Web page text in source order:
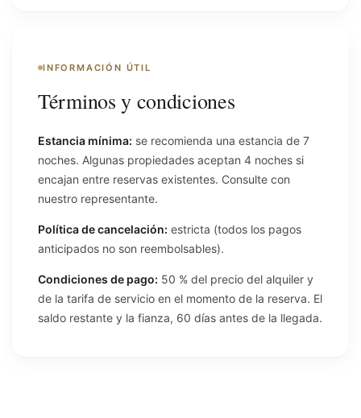
INFORMACIÓN ÚTIL
Términos y condiciones
Estancia mínima: se recomienda una estancia de 7
noches. Algunas propiedades aceptan 4 noches si
encajan entre reservas existentes. Consulte con
nuestro representante.
Política de cancelación: estricta (todos los pagos
anticipados no son reembolsables).
Condiciones de pago: 50 % del precio del alquiler y
de la tarifa de servicio en el momento de la reserva. El
saldo restante y la fianza, 60 días antes de la llegada.